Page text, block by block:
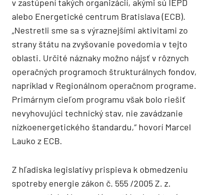
v zastúpení takých organizácií, akými sú IEPD
alebo Energetické centrum Bratislava (ECB).
„Nestretli sme sa s výraznejšími aktivitami zo
strany štátu na zvyšovanie povedomia v tejto
oblasti. Určité náznaky možno nájsť v rôznych
operačných programoch štrukturálnych fondov,
napríklad v Regionálnom operačnom programe.
Primárnym cieľom programu však bolo riešiť
nevyhovujúci technický stav, nie zavádzanie
nízkoenergetického štandardu,“ hovorí Marcel
Lauko z ECB.
Z hľadiska legislatívy prispieva k obmedzeniu
spotreby energie zákon č. 555 /2005 Z. z.